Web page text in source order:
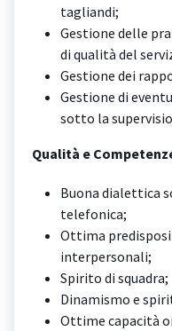
tagliandi;
Gestione delle
di qualità del
Gestione dei
Gestione di
sotto la
Qualità e
Buona dialettica
telefonica;
Ottima
interpersonali;
Spirito di squadra;
Dinamismo e
Ottime capacità